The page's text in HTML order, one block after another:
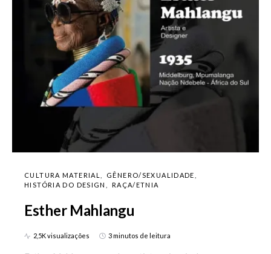
CULTURA MATERIAL
GÊNERO/SEXUALIDADE
HISTÓRIA DO DESIGN
RAÇA/ETNIA
Esther Mahlangu
2,5K visualizações 3 minutos de leitura